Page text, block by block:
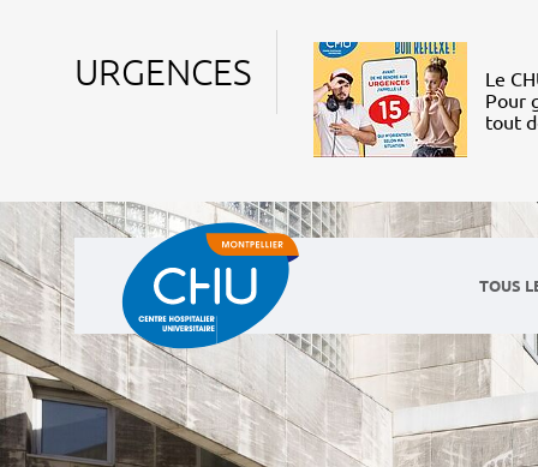
URGENCES
Le
Pour
tout
TOUS